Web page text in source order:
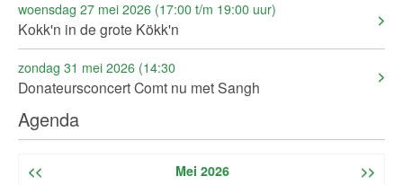
woensdag 27 mei 2026 (17:00 t/m 19:00 uur)
Kokk'n in de grote Kökk'n
zondag 31 mei 2026 (14:30
Donateursconcert Comt nu met Sangh
Agenda
<< Mei 2026
>>